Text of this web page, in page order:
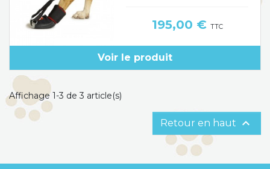
Prix
195,00 € TTC
Voir le produit
Affichage 1-3 de 3 article(s)
Retour en haut 